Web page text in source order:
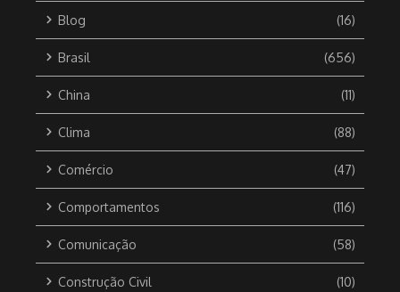
Blog (16)
Brasil (656)
China (11)
Clima (88)
Comércio (47)
Comportamentos (116)
Comunicação (58)
Construção Civil (10)